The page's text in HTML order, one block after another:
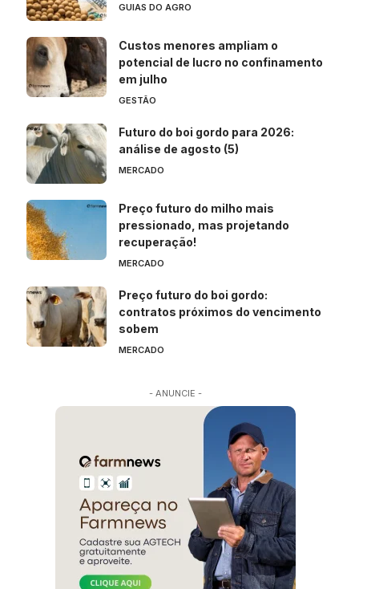
GUIAS DO AGRO
Custos menores ampliam o
potencial de lucro no confinamento
em julho
GESTÃO
Futuro do boi gordo para 2026:
análise de agosto (5)
MERCADO
Preço futuro do milho mais
pressionado, mas projetando
recuperação!
MERCADO
Preço futuro do boi gordo:
contratos próximos do vencimento
sobem
MERCADO
- ANUNCIE -